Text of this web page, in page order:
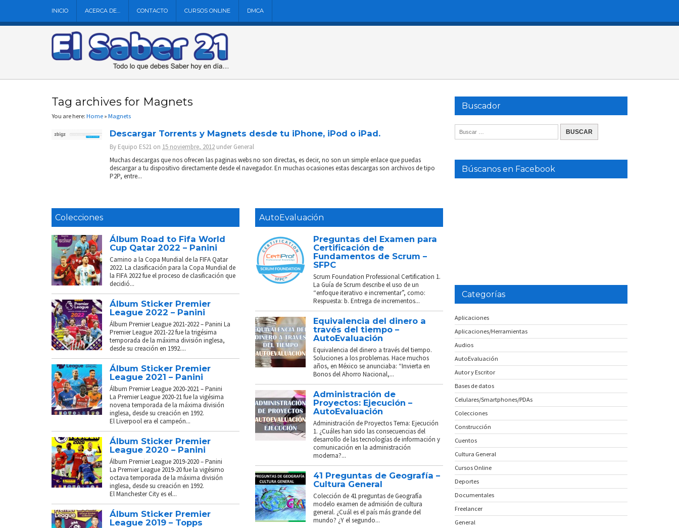
INICIO ACERCA DE… CONTACTO CURSOS ONLINE DMCA
Tag archives for Magnets
You are here: Home » Magnets
Descargar Torrents y Magnets desde tu iPhone, iPod o iPad.
By Equipo ES21 on 15 noviembre, 2012 underGeneral
Muchas descargas que nos ofrecen las paginas webs no son directas, es decir, no son un simple enlace que puedas
descargar a tu dispositivo directamente desde el navegador. En muchas ocasiones estas descargas son archivos de tipo
P2P, entre...
Colecciones
Álbum Road to Fifa World
Cup Qatar 2022 – Panini
Camino a la Copa Mundial de la FIFA Qatar
2022. La clasificación para la Copa Mundial de
la FIFA 2022 fue el proceso de clasificación que
decidió...
Álbum Sticker Premier
League 2022 – Panini
Álbum Premier League 2021-2022 – Panini La
Premier League 2021-22 fue la trigésima
temporada de la máxima división inglesa,
desde su creación en 1992....
Álbum Sticker Premier
League 2021 – Panini
Álbum Premier League 2020-2021 – Panini
La Premier League 2020-21 fue la vigésima
novena temporada de la máxima división
inglesa, desde su creación en 1992.
El Liverpool era el campeón...
Álbum Sticker Premier
League 2020 – Panini
Álbum Premier League 2019-2020 – Panini
La Premier League 2019-20 fue la vigésimo
octava temporada de la máxima división
inglesa, desde su creación en 1992.
El Manchester City es el...
Álbum Sticker Premier
League 2019 – Topps
AutoEvaluación
Preguntas del Examen para
Certificación de
Fundamentos de Scrum –
SFPC
Scrum Foundation Professional Certification 1.
La Guía de Scrum describe el uso de un
“enfoque iterativo e incrementar”, como:
Respuesta: b. Entrega de incrementos...
Equivalencia del dinero a
través del tiempo –
AutoEvaluación
Equivalencia del dinero a través del tiempo.
Soluciones a los problemas. Hace muchos
años, en México se anunciaba: “Invierta en
Bonos del Ahorro Nacional,...
Administración de
Proyectos: Ejecución –
AutoEvaluación
Administración de Proyectos Tema: Ejecución
1. ¿Cuáles han sido las consecuencias del
desarrollo de las tecnologías de información y
comunicación en la administración
moderna?...
41 Preguntas de Geografía –
Cultura General
Colección de 41 preguntas de Geografía
modelo examen de admisión de cultura
general. ¿Cuál es el país más grande del
mundo? ¿Y el segundo...
Buscador
Búscanos en Facebook
Categorías
Aplicaciones
Aplicaciones/Herramientas
Audios
AutoEvaluación
Autor y Escritor
Bases de datos
Celulares/Smartphones/PDAs
Colecciones
Construcción
Cuentos
Cultura General
Cursos Online
Deportes
Documentales
Freelancer
General